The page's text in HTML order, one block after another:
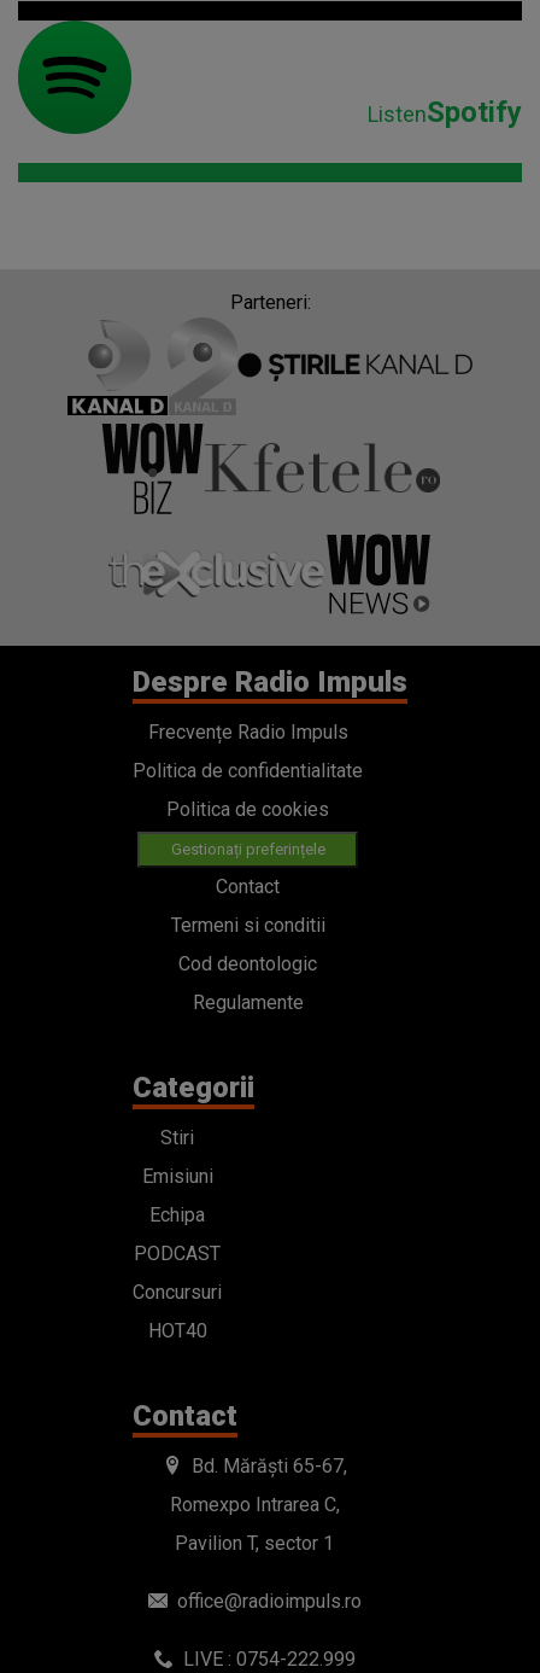
ListenSpotify
Parteneri:
Despre Radio Impuls
Frecvențe Radio Impuls
Politica de confidentialitate
Politica de cookies
Gestionați preferințele
Contact
Termeni si conditii
Cod deontologic
Regulamente
Categorii
Stiri
Emisiuni
Echipa
PODCAST
Concursuri
HOT40
Contact
Bd. Mărăști 65-67,
Romexpo Intrarea C,
Pavilion T, sector 1
office@radioimpuls.ro
LIVE : 0754-222.999